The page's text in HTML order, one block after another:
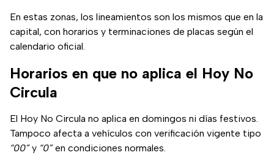
En estas zonas, los lineamientos son los mismos que en la
capital, con horarios y terminaciones de placas según el
calendario oficial.
Horarios en que no aplica el Hoy No
Circula
El Hoy No Circula no aplica en domingos ni días festivos.
Tampoco afecta a vehículos con verificación vigente tipo
“00”y “0”en condiciones normales.